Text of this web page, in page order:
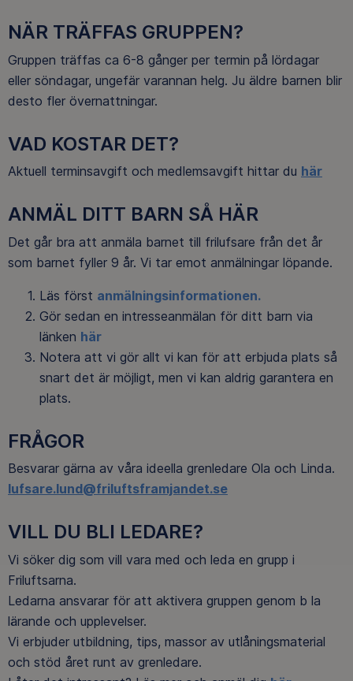
NÄR TRÄFFAS GRUPPEN?
Gruppen träffas ca 6-8 gånger per termin på lördagar
eller söndagar, ungefär varannan helg. Ju äldre barnen blir
desto fler övernattningar.
VAD KOSTAR DET?
Aktuell terminsavgift och medlemsavgift hittar du här
ANMÄL DITT BARN SÅ HÄR
Det går bra att anmäla barnet till frilufsare från det år
som barnet fyller 9 år. Vi tar emot anmälningar löpande.
Läs först anmälningsinformationen.
Gör sedan en intresseanmälan för ditt barn via
länken här
Notera att vi gör allt vi kan för att erbjuda plats så
snart det är möjligt, men vi kan aldrig garantera en
plats.
FRÅGOR
Besvarar gärna av våra ideella grenledare Ola och Linda.
lufsare.lund@friluftsframjandet.se
VILL DU BLI LEDARE?
Vi söker dig som vill vara med och leda en grupp i
Friluftsarna.
Ledarna ansvarar för att aktivera gruppen genom b la
lärande och upplevelser.
Vi erbjuder utbildning, tips, massor av utlåningsmaterial
och stöd året runt av grenledare.